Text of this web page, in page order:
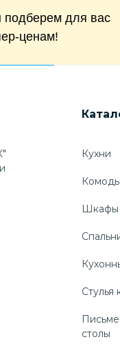
подберем для вас
ценам!
Кухни
Шкафы
Стулья
столы